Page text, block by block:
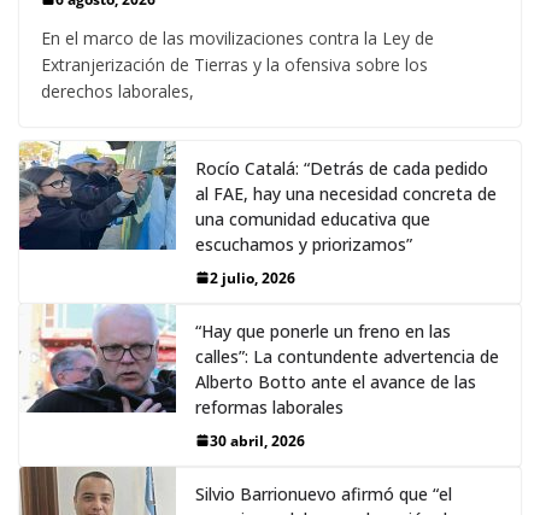
En el marco de las movilizaciones contra la Ley de
Extranjerización de Tierras y la ofensiva sobre los
derechos laborales,
Rocío Catalá: “Detrás de cada pedido
al FAE, hay una necesidad concreta de
una comunidad educativa que
escuchamos y priorizamos”
2 julio, 2026
“Hay que ponerle un freno en las
calles”: La contundente advertencia de
Alberto Botto ante el avance de las
reformas laborales
30 abril, 2026
Silvio Barrionuevo afirmó que “el